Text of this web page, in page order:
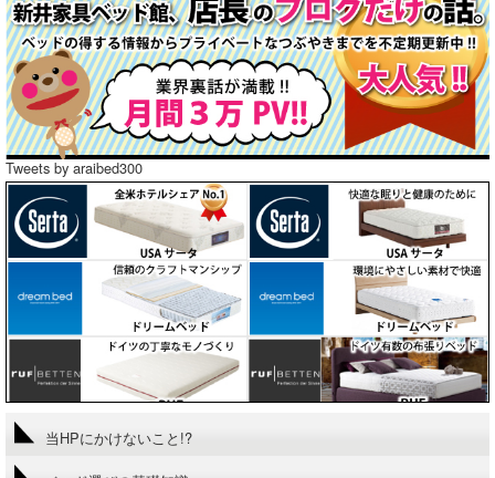
Tweets by araibed300
当HPにかけないこと!?